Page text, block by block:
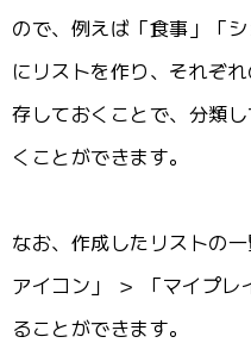
ので、例えば「食事」「
にリストを作り、それぞ
存しておくことで、分類
くことができます。
なお、作成したリストの
アイコン」 ＞ 「マイプ
ることができます。